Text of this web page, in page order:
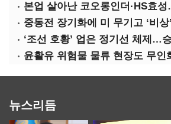
중동전 장기화에 미 무기고 ‘비
뉴스리듬